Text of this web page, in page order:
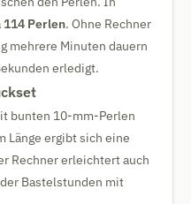
114 Perlen. Ohne Rechner
mehrere Minuten dauern
erledigt.
bunten 10-mm-Perlen
Länge ergibt sich eine
Rechner erleichtert auch
Bastelstunden mit